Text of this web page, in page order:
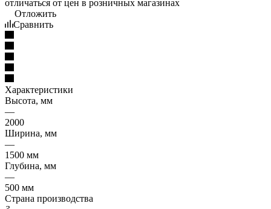
отличаться от цен в розничных магазинах
Отложить
Сравнить
Характеристики
Высота, мм
—
2000
Ширина, мм
—
1500 мм
Глубина, мм
—
500 мм
Страна производства